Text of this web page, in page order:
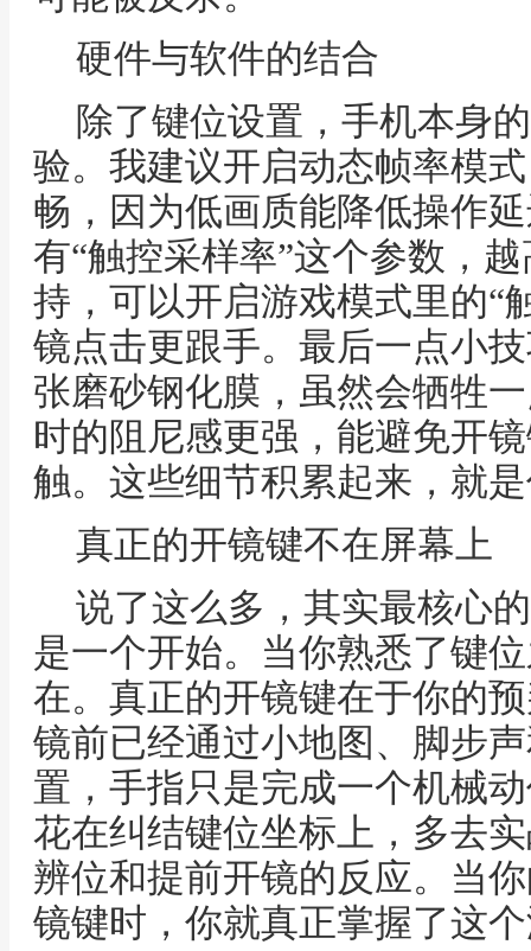
硬件与软件的结合
除了键位设置，手机本身
验。我建议开启动态帧率模
畅，因为低画质能降低操作
有“触控采样率”这个参数，
持，可以开启游戏模式里的“
镜点击更跟手。最后一点小
张磨砂钢化膜，虽然会牺牲
时的阻尼感更强，能避免开
触。这些细节积累起来，就
真正的开镜键不在屏幕上
说了这么多，其实最核心
是一个开始。当你熟悉了键
在。真正的开镜键在于你的
镜前已经通过小地图、脚步
置，手指只是完成一个机械
花在纠结键位坐标上，多去
辨位和提前开镜的反应。当
镜键时，你就真正掌握了这